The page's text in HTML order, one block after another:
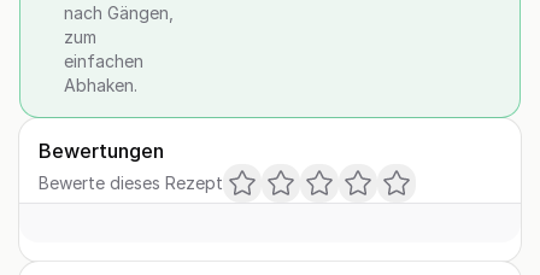
nach Gängen,
zum
einfachen
Abhaken.
Bewertungen
Bewerte dieses Rezept